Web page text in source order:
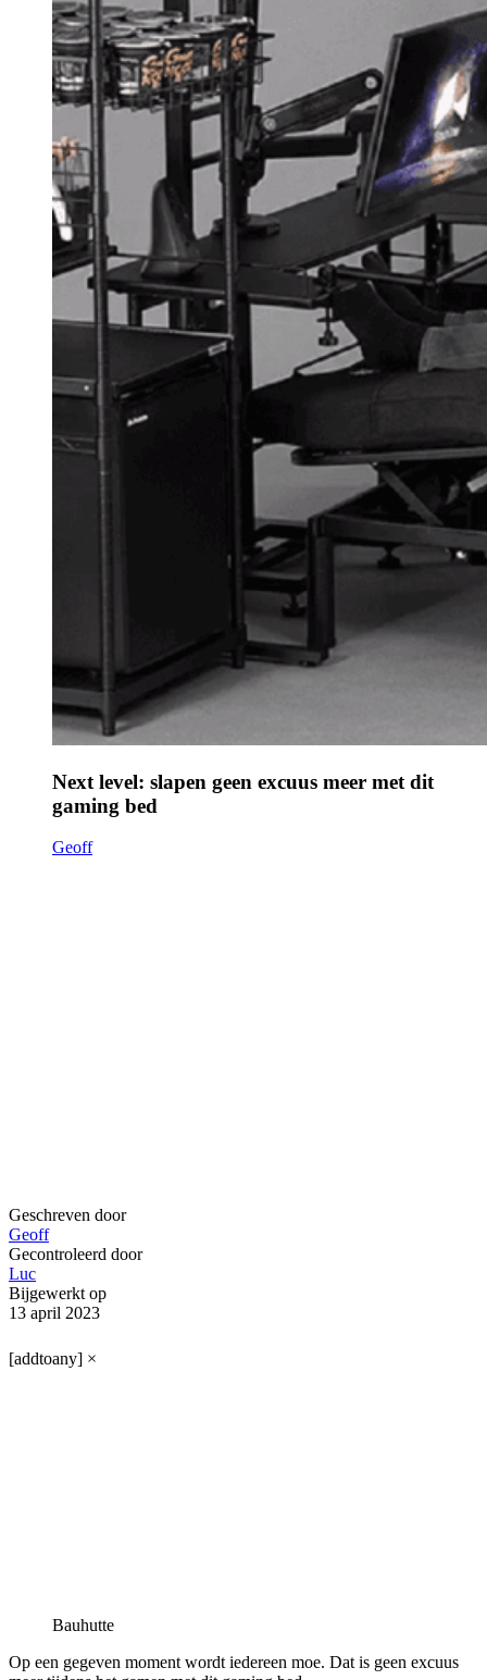
Next level: slapen geen excuus meer met dit
gaming bed
Geoff
Geschreven door
Geoff
Gecontroleerd door
Luc
Bijgewerkt op
13 april 2023
[addtoany] ×
Bauhutte
Op een gegeven moment wordt iedereen moe. Dat is geen excuus